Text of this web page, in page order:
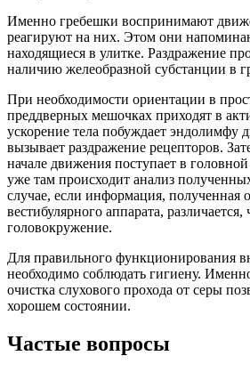
Именно гребешки воспринимают
реагируют на них. Этом они
находящиеся в улитке. Раздражение
наличию желеобразной субстанции в
При необходимости ориентации в
преддверных мешочках приходят в
ускорение тела побуждает эндолимфу
вызывает раздражение рецепторов.
начале движения поступает в
уже там происходит анализ
случае, если информация, полученная
вестибулярного аппарата,
головокружение.
Для правильного функционирования
необходимо соблюдать гигиену.
очистка слухового прохода от серы
хорошем состоянии.
Частые вопросы